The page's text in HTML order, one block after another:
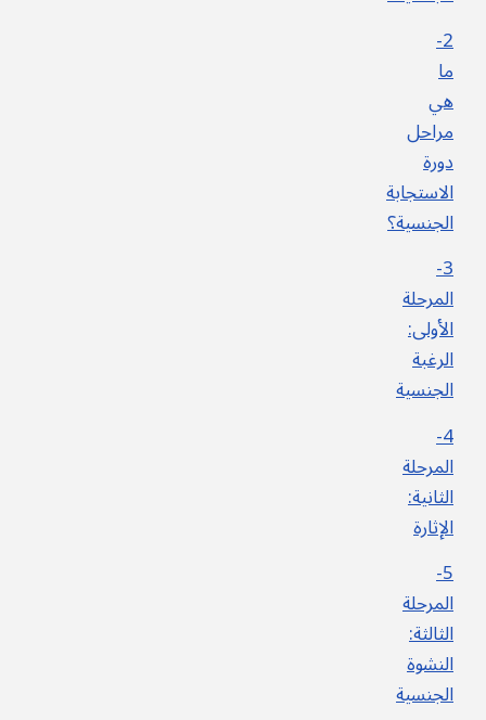
2-
ما
هي
مراحل
دورة
الاستجابة
الجنسية؟
3-
المرحلة
الأولى:
الرغبة
الجنسية
4-
المرحلة
الثانية:
الإثارة
5-
المرحلة
الثالثة:
النشوة
الجنسية